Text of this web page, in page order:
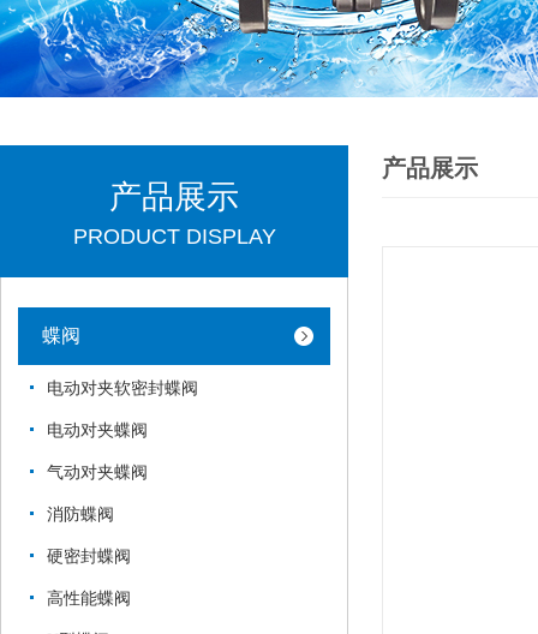
产品展示
产品展示
PRODUCT DISPLAY
蝶阀
电动对夹软密封蝶阀
电动对夹蝶阀
气动对夹蝶阀
消防蝶阀
硬密封蝶阀
高性能蝶阀